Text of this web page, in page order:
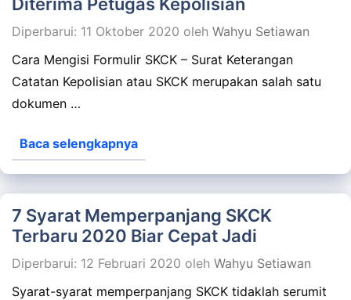
Diperbarui: 11 Oktober 2020 oleh Wahyu Setiawan
Cara Mengisi Formulir SKCK – Surat Keterangan
Catatan Kepolisian atau SKCK merupakan salah satu
dokumen …
Baca selengkapnya
7 Syarat Memperpanjang SKCK
Terbaru 2020 Biar Cepat Jadi
Diperbarui: 12 Februari 2020 oleh Wahyu Setiawan
Syarat-syarat memperpanjang SKCK tidaklah serumit